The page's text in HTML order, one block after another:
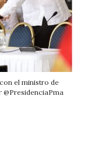
el ministro de